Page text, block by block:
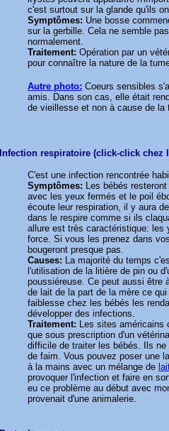
c'est surtout sur la glande qu'ils
Symptômes: Une bosse
sur la gerbille. Cela ne semble
normalement.
Traitement: Opération par un
pour connaître la nature de la
Autre photo: Coeurs sensibles
amis. Dans son cas, elle était
de vieillesse et non à cause de la
Infection respiratoire (click-click chez
C'est une infection rencontrée
Symptômes: Les bébés
avec les yeux fermés et le poil
écoute leur respiration, il y aura
dans le respire comme si ils
allure est très caractéristique: les
force. Si vous les prenez dans
bougeront presque pas.
Causes: La majorité du temps
l'utilisation de la litière de pin ou
poussiéreuse. Ce peut aussi être
de lait de la part de la mère ce qui
faiblesse chez les bébés les
développer des infections.
Traitement: Les sites américains
que sous prescription d'un
difficile de traiter les bébés. Ils
de faim. Vous pouvez poser une
à la mains avec un mélange de
provoquer l'infection et faire en
eu ce problème au début avec
provenait d'une animalerie.